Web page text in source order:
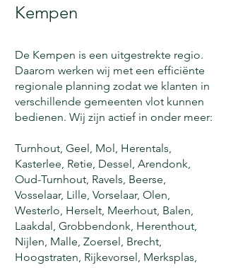
Kempen
De Kempen is een uitgestrekte regio.
Daarom werken wij met een efficiënte
regionale planning zodat we klanten in
verschillende gemeenten vlot kunnen
bedienen. Wij zijn actief in onder meer:
Turnhout, Geel, Mol, Herentals,
Kasterlee, Retie, Dessel, Arendonk,
Oud-Turnhout, Ravels, Beerse,
Vosselaar, Lille, Vorselaar, Olen,
Westerlo, Herselt, Meerhout, Balen,
Laakdal, Grobbendonk, Herenthout,
Nijlen, Malle, Zoersel, Brecht,
Hoogstraten, Rijkevorsel, Merksplas,